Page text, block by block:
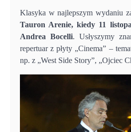
Klasyka w najlepszym wydaniu
Tauron Arenie, kiedy 11
Andrea Bocelli. Usłyszymy
repertuar z płyty „Cinema” –
np. z „West Side Story”, „Ojciec